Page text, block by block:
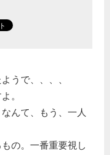
うで、、、、
。
んて、もう、一人
の。一番重要視し